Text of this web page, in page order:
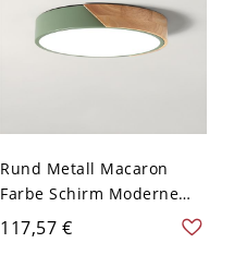
Rund Metall Macaron
Farbe Schirm Moderne
Deckenlampe Holz
Gehäuse LED 1-Licht
117,57 €